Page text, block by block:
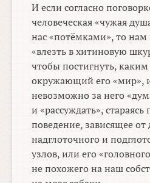
И если согласно
человеческая «чужая
нас «потёмками», то нам
«влезть в хитиновую
чтобы постигнуть, каким
окружающий его «мир»,
невозможно за него
и «рассуждать», стараясь
поведение, зависящее от
надглоточного и
узлов, или его
не похожего на наш